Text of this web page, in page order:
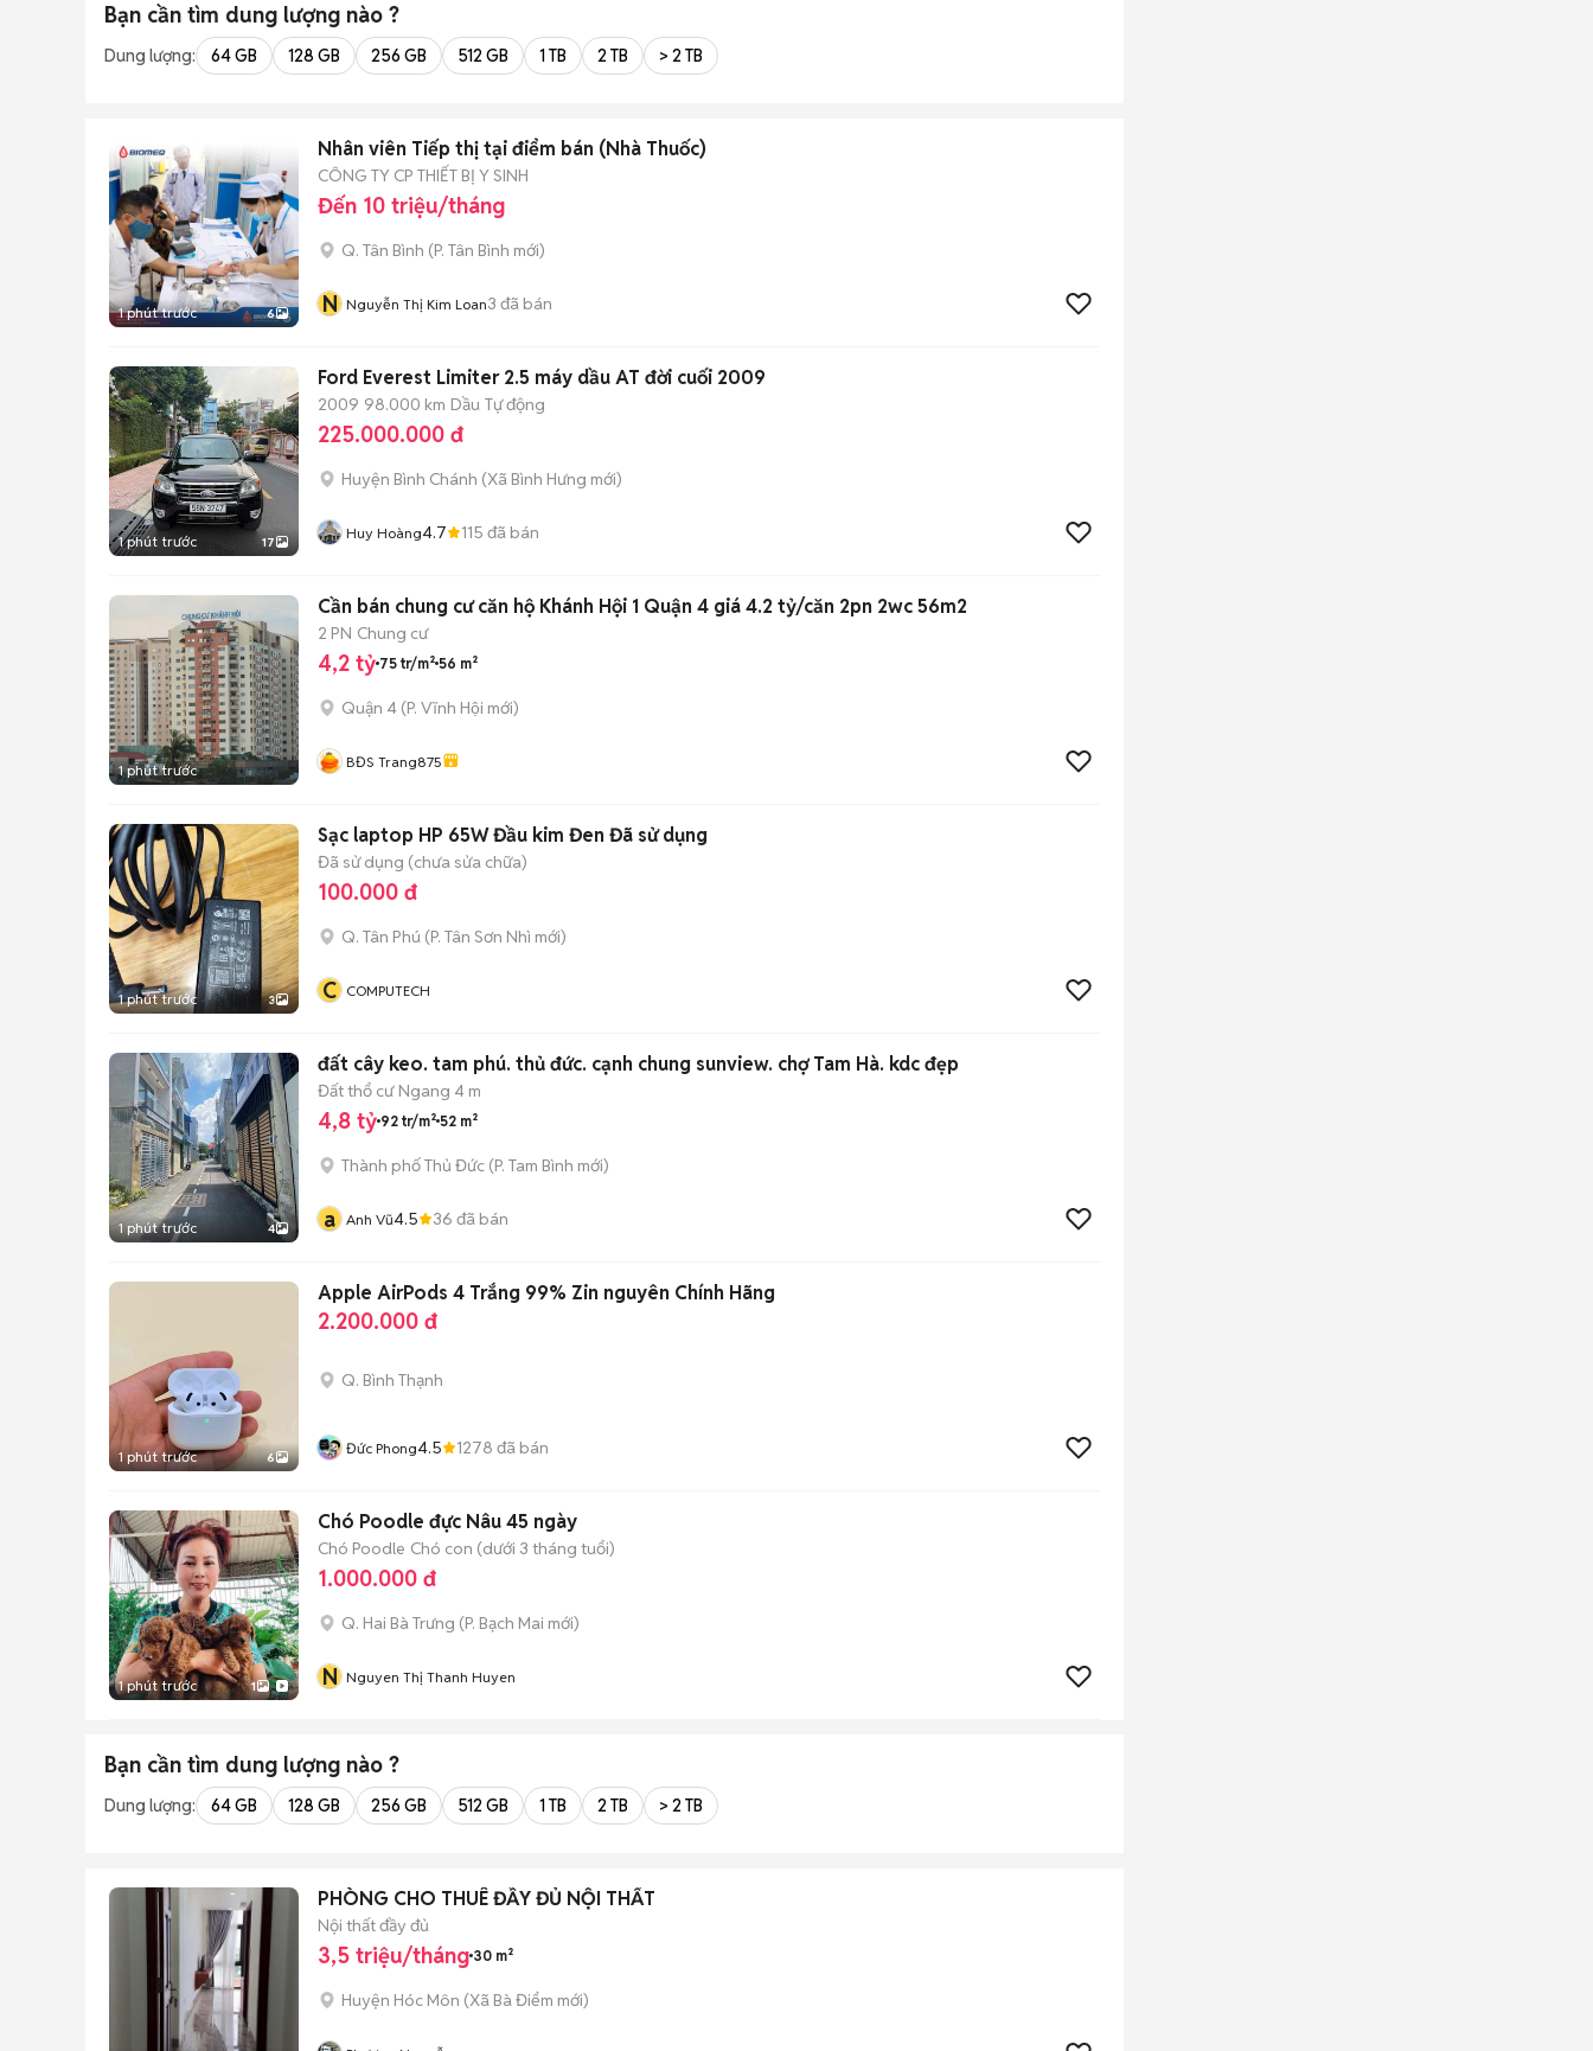
Bạn cần tìm dung lượng nào ?
Dung lượng: 64 GB 128 GB 256 GB 512 GB 1 TB 2 TB > 2 TB
1 phút trước 6
Nhân viên Tiếp thị tại điểm bán (Nhà Thuốc)
CÔNG TY CP THIẾT BỊ Y SINH
Đến 10 triệu/tháng
Q. Tân Bình (P. Tân Bình mới)
N Nguyễn Thị Kim Loan3 đã bán
1 phút trước 17
Ford Everest Limiter 2.5 máy dầu AT đời cuối 2009
2009 98.000 km Dầu Tự động
225.000.000 đ
Huyện Bình Chánh (Xã Bình Hưng mới)
Huy Hoàng4.7 115 đã bán
1 phút trước
Cần bán chung cư căn hộ Khánh Hội 1 Quận 4 giá 4.2 tỷ/căn 2pn 2wc 56m2
2 PN Chung cư
4,2 tỷ 75 tr/m² 56 m²
Quận 4 (P. Vĩnh Hội mới)
BĐS Trang875
1 phút trước 3
Sạc laptop HP 65W Đầu kim Đen Đã sử dụng
Đã sử dụng (chưa sửa chữa)
100.000 đ
Q. Tân Phú (P. Tân Sơn Nhì mới)
C COMPUTECH
1 phút trước 4
đất cây keo. tam phú. thủ đức. cạnh chung sunview. chợ Tam Hà. kdc đẹp
Đất thổ cư Ngang 4 m
4,8 tỷ 92 tr/m² 52 m²
Thành phố Thủ Đức (P. Tam Bình mới)
a Anh Vũ4.5 36 đã bán
1 phút trước 6
Apple AirPods 4 Trắng 99% Zin nguyên Chính Hãng
2.200.000 đ
Q. Bình Thạnh
Đức Phong4.5 1278 đã bán
1 phút trước 1
Chó Poodle đực Nâu 45 ngày
Chó Poodle Chó con (dưới 3 tháng tuổi)
1.000.000 đ
Q. Hai Bà Trưng (P. Bạch Mai mới)
N Nguyen Thị Thanh Huyen
Bạn cần tìm dung lượng nào ?
Dung lượng: 64 GB 128 GB 256 GB 512 GB 1 TB 2 TB > 2 TB
PHÒNG CHO THUÊ ĐẦY ĐỦ NỘI THẤT
Nội thất đầy đủ
3,5 triệu/tháng 30 m²
Huyện Hóc Môn (Xã Bà Điểm mới)